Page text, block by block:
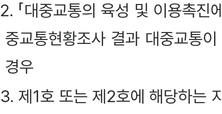
2. 「대중교통의 육성 및 이용촉진
중교통현황조사 결과 대중교통
경우
3. 제1호 또는 제2호에 해당하는